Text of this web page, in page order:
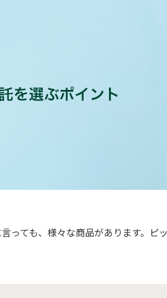
っても、様々な商品があります。